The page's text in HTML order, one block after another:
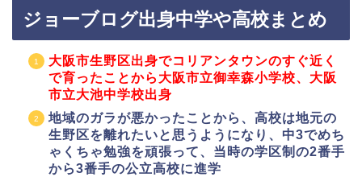
ジョーブログ出身中学や高校まとめ
大阪市生野区出身でコリアンタウンのすぐ近く
で育ったことから大阪市立御幸森小学校、大阪
市立大池中学校出身
地域のガラが悪かったことから、高校は地元の
生野区を離れたいと思うようになり、中3でめち
ゃくちゃ勉強を頑張って、当時の学区制の2番手
から3番手の公立高校に進学